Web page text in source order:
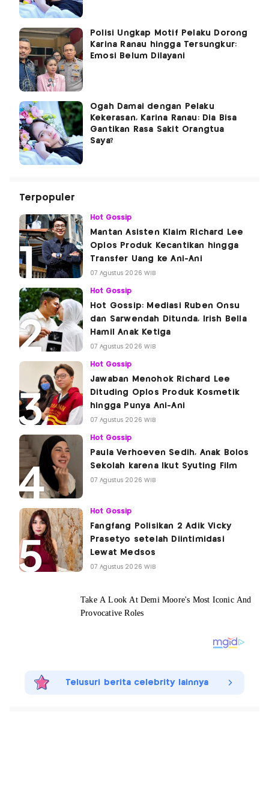
Polisi Ungkap Motif Pelaku Dorong
Karina Ranau hingga Tersungkur:
Emosi Belum Dilayani
Ogah Damai dengan Pelaku
Kekerasan, Karina Ranau: Dia Bisa
Gantikan Rasa Sakit Orangtua
Saya?
Terpopuler
Hot Gossip
Mantan Asisten Klaim Richard Lee
Oplos Produk Kecantikan hingga
Transfer Uang ke Ani-Ani
07 Agustus 2026 WIB
Hot Gossip
Hot Gossip: Mediasi Ruben Onsu
dan Sarwendah Ditunda, Irish Bella
Hamil Anak Ketiga
07 Agustus 2026 WIB
Hot Gossip
Jawaban Menohok Richard Lee
Dituding Oplos Produk Kosmetik
hingga Punya Ani-Ani
07 Agustus 2026 WIB
Hot Gossip
Paula Verhoeven Sedih, Anak Bolos
Sekolah karena Ikut Syuting Film
07 Agustus 2026 WIB
Hot Gossip
Fangfang Polisikan 2 Adik Vicky
Prasetyo setelah Diintimidasi
Lewat Medsos
07 Agustus 2026 WIB
Telusuri berita celebrity lainnya